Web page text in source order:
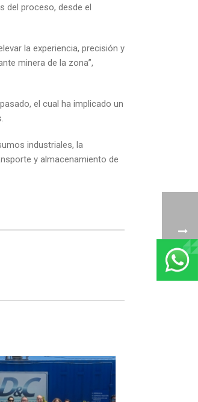
del proceso, desde el
la experiencia, precisión y
minera de la zona”,
el cual ha implicado un
industriales, la
y almacenamiento de